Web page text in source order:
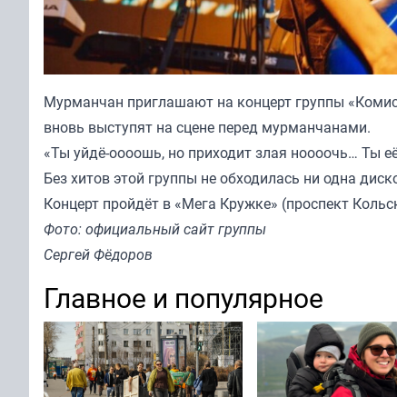
Мурманчан приглашают на концерт группы
вновь выступят на сцене перед мурманчанами.
«Ты уйдё-оооошь, но приходит злая ноооочь… Ты
Без хитов этой группы не обходилась ни одна
Концерт пройдёт в «Мега Кружке» (проспект
Фото: официальный сайт группы
Сергей Фёдоров
Главное и популярное